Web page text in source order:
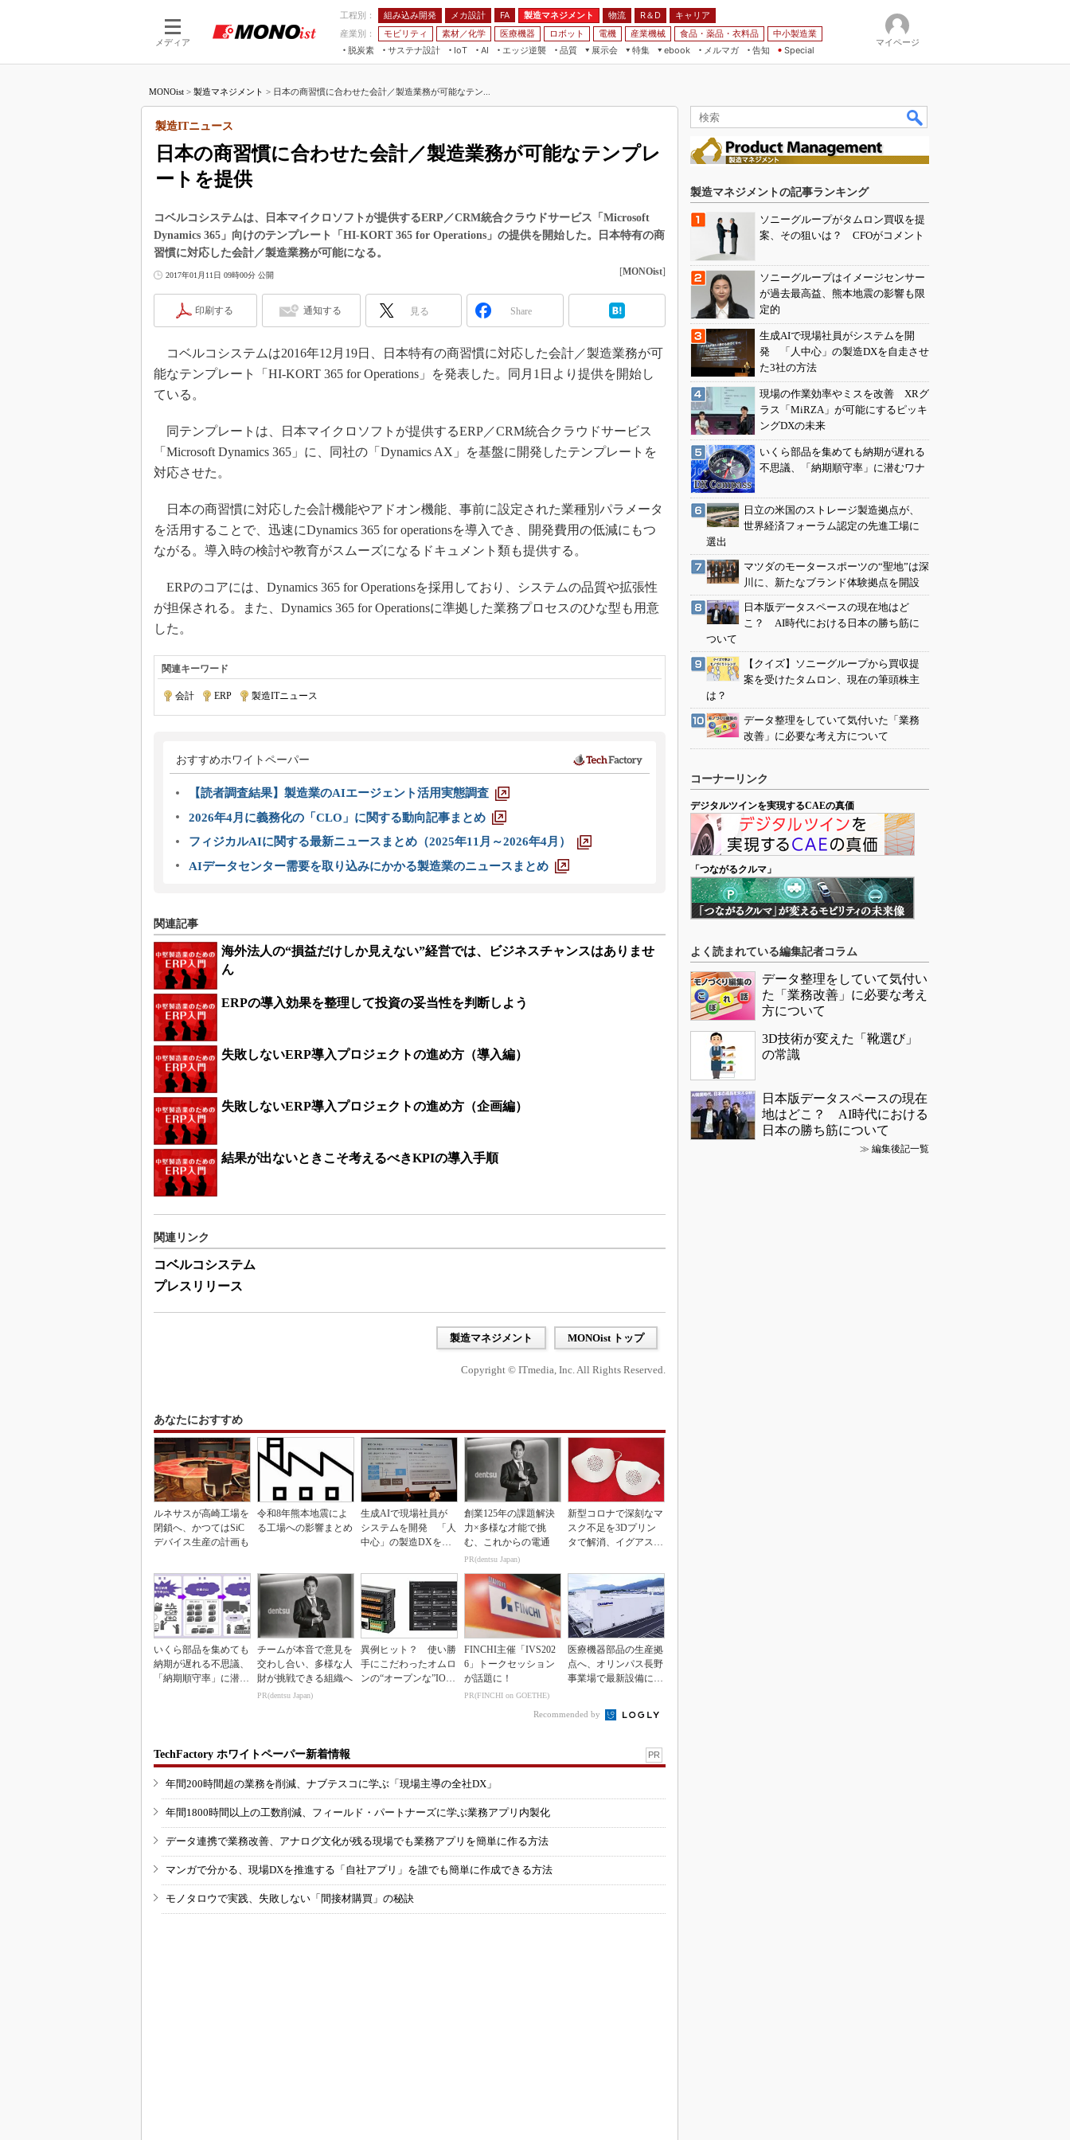
メディア
工程別： 組み込み開発 メカ設計 FA 製造マネジメント 物流 R＆D
キャリア
産業別：
モビリティ 素材／化学 医療機器 ロボット 電機 産業機械 食品・薬品・衣料品
中小製造業
脱炭素
サステナ設計
IoT
つながる工場
AI
AI×設備保全
エッジ逆襲 品質
展示会
JIMTOF
IIFES
TECHNO-FRONTIER
EdgeTech+
日本ものづくりワールド
AUTOMOTIVE WORLD
産業オープンネット展
特集
つながるクルマ
VR／AR
フィールドサービス
組み込み画像技術
組み込みモデリング
ISO26262
3Dプリンタ
インダストリー4.0
イノベーション
メイドインジャパン
植物工場
知財マネジメント
海外生産
グローバル設計・開発
新型コロナへの対応
ebook
モビリティ
メルマガ
告知 Special
マイページ
MONOist > 製造マネジメント > 日本の商習慣に合わせた会計／製造業務が可能なテン...
日本の商習慣に合わせた会計／製造業務が可能なテンプレ
ートを提供
製造ITニュース
コベルコシステムは、日本マイクロソフトが提供するERP／CRM統合クラウドサービス「Microsoft
Dynamics 365」向けのテンプレート「HI-KORT 365 for Operations」の提供を開始した。日本特有の商
習慣に対応した会計／製造業務が可能になる。
2017年01月11日 09時00分 公開 [MONOist]
印刷する 通知する 見る Share
コベルコシステムは2016年12月19日、日本特有の商習慣に対応した会計／製造業務が可
能なテンプレート「HI-KORT 365 for Operations」を発表した。同月1日より提供を開始し
ている。
同テンプレートは、日本マイクロソフトが提供するERP／CRM統合クラウドサービス
「Microsoft Dynamics 365」に、同社の「Dynamics AX」を基盤に開発したテンプレートを
対応させた。
日本の商習慣に対応した会計機能やアドオン機能、事前に設定された業種別パラメータ
を活用することで、迅速にDynamics 365 for operationsを導入でき、開発費用の低減にもつ
ながる。導入時の検討や教育がスムーズになるドキュメント類も提供する。
ERPのコアには、Dynamics 365 for Operationsを採用しており、システムの品質や拡張性
が担保される。また、Dynamics 365 for Operationsに準拠した業務プロセスのひな型も用意
した。
関連キーワード
会計 ERP 製造ITニュース
おすすめホワイトペーパー
【読者調査結果】製造業のAIエージェント活用実態調査
2026年4月に義務化の「CLO」に関する動向記事まとめ
フィジカルAIに関する最新ニュースまとめ（2025年11月～2026年4月）
AIデータセンター需要を取り込みにかかる製造業のニュースまとめ
関連記事
海外法人の“損益だけしか見えない”経営では、ビジネスチャンスはありませ
ん
ERPの導入効果を整理して投資の妥当性を判断しよう
失敗しないERP導入プロジェクトの進め方（導入編）
失敗しないERP導入プロジェクトの進め方（企画編）
結果が出ないときこそ考えるべきKPIの導入手順
関連リンク
コベルコシステム
プレスリリース
製造マネジメント MONOist トップ
Copyright © ITmedia, Inc. All Rights Reserved.
あなたにおすすめ
ルネサスが高崎工場を
閉鎖へ、かつてはSiC
デバイス生産の計画も
令和8年熊本地震によ
る工場への影響まとめ
生成AIで現場社員が
システムを開発 「人
中心」の製造DXを自
創業125年の課題解決
力×多様な才能で挑
む、これからの電通
PR(dentsu Japan)
新型コロナで深刻なマ
スク不足を3Dプリン
タで解消、イグアスが
いくら部品を集めても
納期が遅れる不思議、
「納期順守率」に潜む
チームが本音で意見を
交わし合い、多様な人
財が挑戦できる組織へ
PR(dentsu Japan)
異例ヒット？ 使い勝
手にこだわったオムロ
ンの“オープンな”IO-L
FINCHI主催「IVS202
6」トークセッション
が話題に！
PR(FINCHI on GOETHE)
医療機器部品の生産拠
点へ、オリンパス長野
事業場で最新設備に機
Recommended by
TechFactory ホワイトペーパー新着情報 PR
年間200時間超の業務を削減、ナブテスコに学ぶ「現場主導の全社DX」
年間1800時間以上の工数削減、フィールド・パートナーズに学ぶ業務アプリ内製化
データ連携で業務改善、アナログ文化が残る現場でも業務アプリを簡単に作る方法
マンガで分かる、現場DXを推進する「自社アプリ」を誰でも簡単に作成できる方法
モノタロウで実践、失敗しない「間接材購買」の秘訣
製造マネジメントの記事ランキング
ソニーグループがタムロン買収を提
案、その狙いは？ CFOがコメント
ソニーグループはイメージセンサー
が過去最高益、熊本地震の影響も限
定的
生成AIで現場社員がシステムを開
発 「人中心」の製造DXを自走させ
た3社の方法
現場の作業効率やミスを改善 XRグ
ラス「MiRZA」が可能にするピッキ
ングDXの未来
いくら部品を集めても納期が遅れる
不思議、「納期順守率」に潜むワナ
日立の米国のストレージ製造拠点が、
世界経済フォーラム認定の先進工場に
選出
マツダのモータースポーツの“聖地”は深
川に、新たなブランド体験拠点を開設
日本版データスペースの現在地はど
こ？ AI時代における日本の勝ち筋に
ついて
【クイズ】ソニーグループから買収提
案を受けたタムロン、現在の筆頭株主
は？
データ整理をしていて気付いた「業務
改善」に必要な考え方について
コーナーリンク
デジタルツインを実現するCAEの真価
「つながるクルマ」
よく読まれている編集記者コラム
データ整理をしていて気付い
た「業務改善」に必要な考え
方について
3D技術が変えた「靴選び」
の常識
日本版データスペースの現在
地はどこ？ AI時代における
日本の勝ち筋について
≫ 編集後記一覧